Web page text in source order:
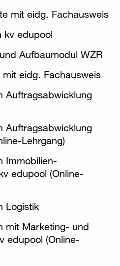
mit eidg. Fachausweis
kv edupool
Aufbaumodul WZR
eidg. Fachausweis
Auftragsabwicklung
Auftragsabwicklung
Lehrgang)
Immobilien-
edupool (Online-
Logistik
mit Marketing- und
edupool (Online-